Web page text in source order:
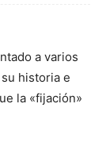
a varios
historia e
la «fijación»